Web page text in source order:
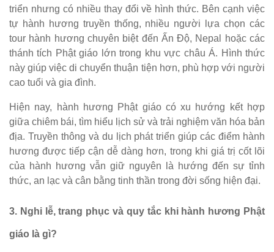
triển nhưng có nhiều thay đổi về hình thức. Bên cạnh việc
tự hành hương truyền thống, nhiều người lựa chọn các
tour hành hương chuyên biệt đến Ấn Độ, Nepal hoặc các
thánh tích Phật giáo lớn trong khu vực châu Á. Hình thức
này giúp việc di chuyển thuận tiện hơn, phù hợp với người
cao tuổi và gia đình.
Hiện nay, hành hương Phật giáo có xu hướng kết hợp
giữa chiêm bái, tìm hiểu lịch sử và trải nghiệm văn hóa bản
địa. Truyền thông và du lịch phát triển giúp các điểm hành
hương được tiếp cận dễ dàng hơn, trong khi giá trị cốt lõi
của hành hương vẫn giữ nguyên là hướng đến sự tỉnh
thức, an lạc và cân bằng tinh thần trong đời sống hiện đại.
3. Nghi lễ, trang phục và quy tắc khi hành hương Phật
giáo là gì?